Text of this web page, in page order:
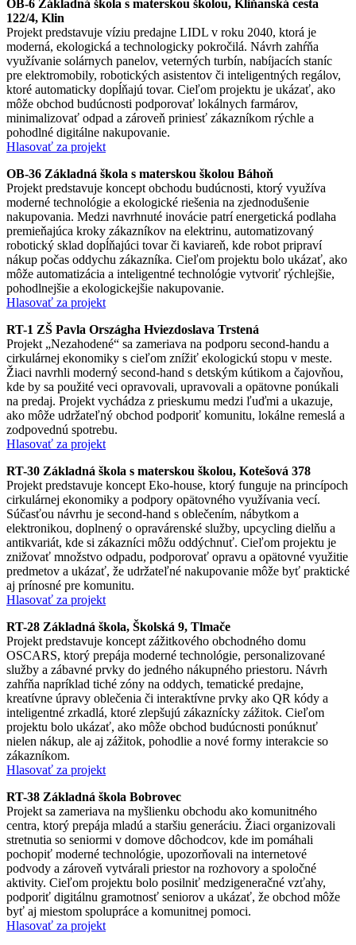
OB-6 Základná škola s materskou školou, Kliňanská cesta
122/4, Klin
Projekt predstavuje víziu predajne LIDL v roku 2040, ktorá je
moderná, ekologická a technologicky pokročilá. Návrh zahŕňa
využívanie solárnych panelov, veterných turbín, nabíjacích staníc
pre elektromobily, robotických asistentov či inteligentných regálov,
ktoré automaticky dopĺňajú tovar. Cieľom projektu je ukázať, ako
môže obchod budúcnosti podporovať lokálnych farmárov,
minimalizovať odpad a zároveň priniesť zákazníkom rýchle a
pohodlné digitálne nakupovanie.
Hlasovať za projekt
OB-36 Základná škola s materskou školou Báhoň
Projekt predstavuje koncept obchodu budúcnosti, ktorý využíva
moderné technológie a ekologické riešenia na zjednodušenie
nakupovania. Medzi navrhnuté inovácie patrí energetická podlaha
premieňajúca kroky zákazníkov na elektrinu, automatizovaný
robotický sklad dopĺňajúci tovar či kaviareň, kde robot pripraví
nákup počas oddychu zákazníka. Cieľom projektu bolo ukázať, ako
môže automatizácia a inteligentné technológie vytvoriť rýchlejšie,
pohodlnejšie a ekologickejšie nakupovanie.
Hlasovať za projekt
RT-1 ZŠ Pavla Országha Hviezdoslava Trstená
Projekt „Nezahodené“ sa zameriava na podporu second-handu a
cirkulárnej ekonomiky s cieľom znížiť ekologickú stopu v meste.
Žiaci navrhli moderný second-hand s detským kútikom a čajovňou,
kde by sa použité veci opravovali, upravovali a opätovne ponúkali
na predaj. Projekt vychádza z prieskumu medzi ľuďmi a ukazuje,
ako môže udržateľný obchod podporiť komunitu, lokálne remeslá a
zodpovednú spotrebu.
Hlasovať za projekt
RT-30 Základná škola s materskou školou, Kotešová 378
Projekt predstavuje koncept Eko-house, ktorý funguje na princípoch
cirkulárnej ekonomiky a podpory opätovného využívania vecí.
Súčasťou návrhu je second-hand s oblečením, nábytkom a
elektronikou, doplnený o opravárenské služby, upcycling dielňu a
antikvariát, kde si zákazníci môžu oddýchnuť. Cieľom projektu je
znižovať množstvo odpadu, podporovať opravu a opätovné využitie
predmetov a ukázať, že udržateľné nakupovanie môže byť praktické
aj prínosné pre komunitu.
Hlasovať za projekt
RT-28 Základná škola, Školská 9, Tlmače
Projekt predstavuje koncept zážitkového obchodného domu
OSCARS, ktorý prepája moderné technológie, personalizované
služby a zábavné prvky do jedného nákupného priestoru. Návrh
zahŕňa napríklad tiché zóny na oddych, tematické predajne,
kreatívne úpravy oblečenia či interaktívne prvky ako QR kódy a
inteligentné zrkadlá, ktoré zlepšujú zákaznícky zážitok. Cieľom
projektu bolo ukázať, ako môže obchod budúcnosti ponúknuť
nielen nákup, ale aj zážitok, pohodlie a nové formy interakcie so
zákazníkom.
Hlasovať za projekt
RT-38 Základná škola Bobrovec
Projekt sa zameriava na myšlienku obchodu ako komunitného
centra, ktorý prepája mladú a staršiu generáciu. Žiaci organizovali
stretnutia so seniormi v domove dôchodcov, kde im pomáhali
pochopiť moderné technológie, upozorňovali na internetové
podvody a zároveň vytvárali priestor na rozhovory a spoločné
aktivity. Cieľom projektu bolo posilniť medzigeneračné vzťahy,
podporiť digitálnu gramotnosť seniorov a ukázať, že obchod môže
byť aj miestom spolupráce a komunitnej pomoci.
Hlasovať za projekt